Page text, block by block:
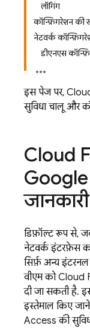
लॉगिंग
कॉन्फ़िगरेशन की
नेटवर्क
डीएनएस
इस पेज पर,
सुविधा चालू और
Cloud
जानकारी
डिफ़ॉल्ट रूप से,
नेटवर्क इंटरफ़ेस
सिर्फ़ अन्य
वीएम कोCloud
दी जा सकती है.
इस्तेमाल किए
Access की